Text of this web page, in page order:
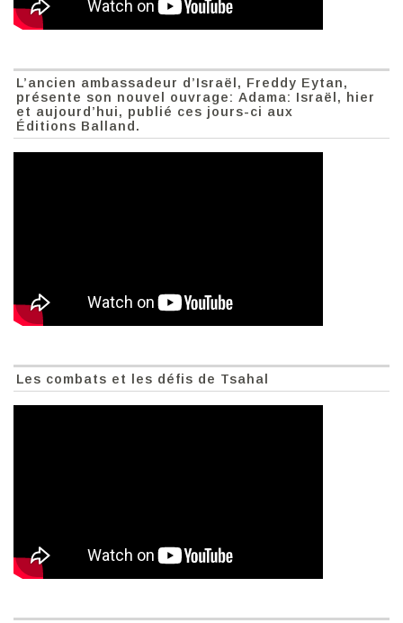
L’ancien ambassadeur d’Israël, Freddy Eytan,
présente son nouvel ouvrage: Adama: Israël, hier
et aujourd’hui, publié ces jours-ci aux
Éditions Balland.
Les combats et les défis de Tsahal